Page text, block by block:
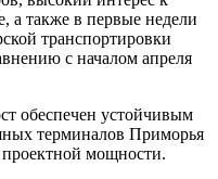
а также в первые недели
транспортировки
с началом апреля
обеспечен устойчивым
терминалов Приморья
мощности.